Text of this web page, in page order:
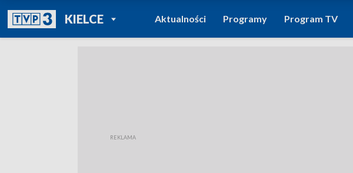
KIELCEPOWRÓT DO
TVP REGIONY
Aktualności Programy Program TV